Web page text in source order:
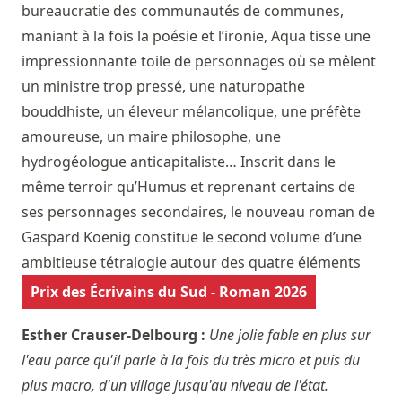
bureaucratie des communautés de communes,
maniant à la fois la poésie et l’ironie, Aqua tisse une
impressionnante toile de personnages où se mêlent
un ministre trop pressé, une naturopathe
bouddhiste, un éleveur mélancolique, une préfète
amoureuse, un maire philosophe, une
hydrogéologue anticapitaliste… Inscrit dans le
même terroir qu’Humus et reprenant certains de
ses personnages secondaires, le nouveau roman de
Gaspard Koenig constitue le second volume d’une
ambitieuse tétralogie autour des quatre éléments
Prix des Écrivains du Sud - Roman 2026
Esther Crauser-Delbourg : Une jolie fable en plus sur
l'eau parce qu'il parle à la fois du très micro et puis du
plus macro, d'un village jusqu'au niveau de l'état.